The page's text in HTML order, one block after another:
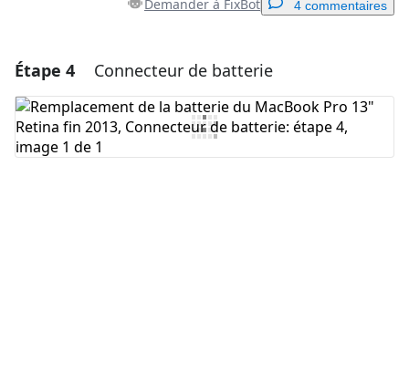
Demander à FixBot 4 commentaires
Ajouter un commentaire
Ajouter un commentaire
Étape 4 Connecteur de batterie